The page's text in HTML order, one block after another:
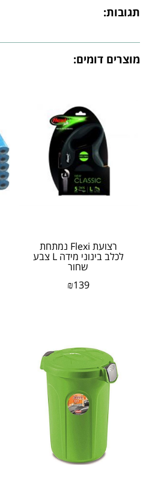
תגובות:
מוצרים דומים:
רצועת Flexi נמתחת
לכלב בינוני מידה L צבע
שחור
₪139